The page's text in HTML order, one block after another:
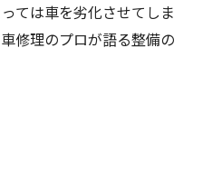
ては車を劣化させてしま
修理のプロが語る整備の